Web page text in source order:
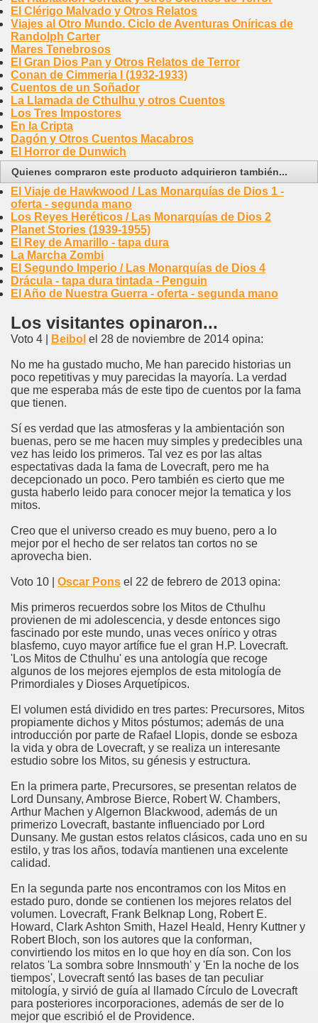
El Clérigo Malvado y Otros Relatos
Viajes al Otro Mundo. Ciclo de Aventuras Oníricas de
Randolph Carter
Mares Tenebrosos
El Gran Dios Pan y Otros Relatos de Terror
Conan de Cimmeria I (1932-1933)
Cuentos de un Soñador
La Llamada de Cthulhu y otros Cuentos
Los Tres Impostores
En la Cripta
Dagón y Otros Cuentos Macabros
El Horror de Dunwich
Quienes compraron este producto adquirieron también...
El Viaje de Hawkwood / Las Monarquías de Dios 1 -
oferta - segunda mano
Los Reyes Heréticos / Las Monarquías de Dios 2
Planet Stories (1939-1955)
El Rey de Amarillo - tapa dura
La Marcha Zombi
El Segundo Imperio / Las Monarquías de Dios 4
Drácula - tapa dura tintada - Penguin
El Año de Nuestra Guerra - oferta - segunda mano
Los visitantes opinaron...
Voto 4 | Beibol el 28 de noviembre de 2014 opina:
No me ha gustado mucho, Me han parecido historias un
poco repetitivas y muy parecidas la mayoría. La verdad
que me esperaba más de este tipo de cuentos por la fama
que tienen.
Sí es verdad que las atmosferas y la ambientación son
buenas, pero se me hacen muy simples y predecibles una
vez has leido los primeros. Tal vez es por las altas
espectativas dada la fama de Lovecraft, pero me ha
decepcionado un poco. Pero también es cierto que me
gusta haberlo leido para conocer mejor la tematica y los
mitos.
Creo que el universo creado es muy bueno, pero a lo
mejor por el hecho de ser relatos tan cortos no se
aprovecha bien.
Voto 10 | Oscar Pons el 22 de febrero de 2013 opina:
Mis primeros recuerdos sobre los Mitos de Cthulhu
provienen de mi adolescencia, y desde entonces sigo
fascinado por este mundo, unas veces onírico y otras
blasfemo, cuyo mayor artífice fue el gran H.P. Lovecraft.
'Los Mitos de Cthulhu' es una antología que recoge
algunos de los mejores ejemplos de esta mitología de
Primordiales y Dioses Arquetípicos.
El volumen está dividido en tres partes: Precursores, Mitos
propiamente dichos y Mitos póstumos; además de una
introducción por parte de Rafael Llopis, donde se esboza
la vida y obra de Lovecraft, y se realiza un interesante
estudio sobre los Mitos, su génesis y estructura.
En la primera parte, Precursores, se presentan relatos de
Lord Dunsany, Ambrose Bierce, Robert W. Chambers,
Arthur Machen y Algernon Blackwood, además de un
primerizo Lovecraft, bastante influenciado por Lord
Dunsany. Me gustan estos relatos clásicos, cada uno en su
estilo, y tras los años, todavía mantienen una excelente
calidad.
En la segunda parte nos encontramos con los Mitos en
estado puro, donde se contienen los mejores relatos del
volumen. Lovecraft, Frank Belknap Long, Robert E.
Howard, Clark Ashton Smith, Hazel Heald, Henry Kuttner y
Robert Bloch, son los autores que la conforman,
convirtiendo los mitos en lo que hoy en día son. Con los
relatos 'La sombra sobre Innsmouth' y 'En la noche de los
tiempos', Lovecraft sentó las bases de tan peculiar
mitología, y sirvió de guía al llamado Círculo de Lovecraft
para posteriores incorporaciones, además de ser de lo
mejor que escribió el de Providence.